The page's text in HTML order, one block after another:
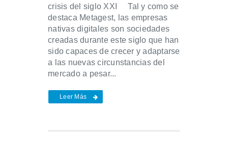
crisis del siglo XXI Tal y como se
destaca Metagest, las empresas
nativas digitales son sociedades
creadas durante este siglo que han
sido capaces de crecer y adaptarse
a las nuevas circunstancias del
mercado a pesar...
Leer Más